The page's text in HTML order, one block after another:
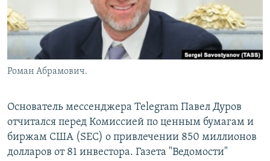
Роман Абрамович.
Основатель мессенджера Telegram Павел Дуров
отчитался перед Комиссией по ценным бумагам и
биржам США (SEC) о привлечении 850 миллионов
долларов от 81 инвестора. Газета "Ведомости"